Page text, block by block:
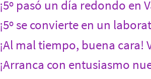
¡5º pasó un día redondo en
¡5º se convierte en un
¡Al mal tiempo, buena cara!
¡Arranca con entusiasmo